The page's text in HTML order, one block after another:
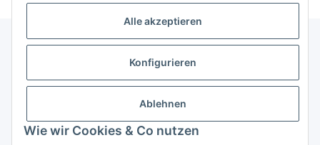
Alle akzeptieren
Konfigurieren
Ablehnen
Wie wir Cookies & Co nutzen
Gesetzliche Informationen